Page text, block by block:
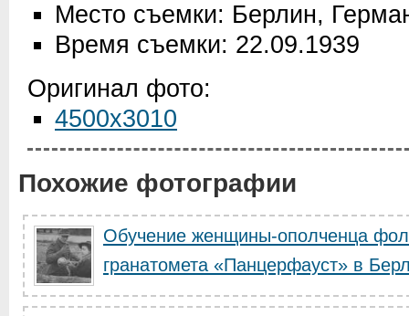
Место съемки: Берлин,
Время съемки: 22.09.1939
Оригинал фото:
4500x3010
Похожие фотографии
Обучение женщины-ополченца
гранатомета «Панцерфауст» в